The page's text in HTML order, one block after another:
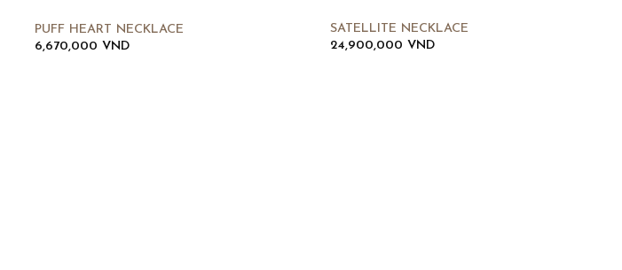
PUFF HEART NECKLACE
6,670,000 VND
SATELLITE NECKLACE
24,900,000 VND